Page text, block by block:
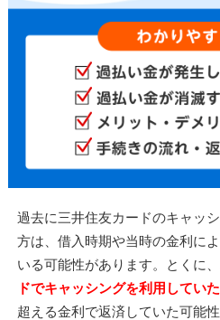
過去に三井住友カードのキャッ
方は、借入時期や当時の金利に
いる可能性があります。とくに、
ドでキャッシングを利用してい
超える金利で返済していた可能性